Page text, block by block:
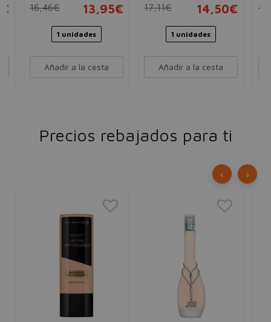
16,46€ 13,95€
1 unidades
Añadir a la cesta
17,11€ 14,50€
1 unidades
Añadir a la cesta
Precios rebajados para ti
‹ ›